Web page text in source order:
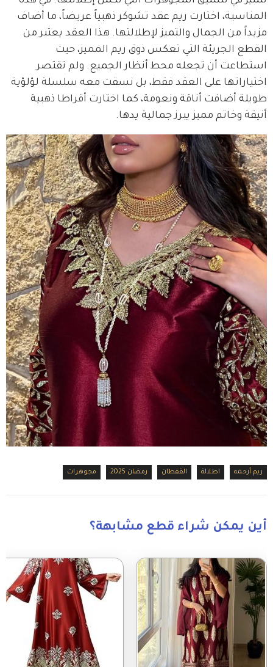
المناسبة، اختارت ريم عقد تشوكر ذهبياً عريضاً، ما أضاف
مزيداً من الجمال والتميز لإطلالتها. هذا العقد يعتبر من
القطع الجريئة التي تعكس ذوق ريم المميز، حيث
استطاعت أن تجعله محط أنظار الجميع. ولم تقتصر
اختياراتها على العقد فقط، بل نسقت معه سلسلة لؤلؤية
طويلة أضافت أناقة ونعومة، كما اختارت أقراطا ذهبية
أنيقة وخاتم مميز يبرز جمالية يدها.
ريم أرحمه اطلالة القفطان رمضان 2025 مجوهرات
أين يمكن شراء قطع مشابهة؟
Image
Image